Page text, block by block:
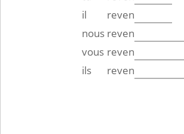
il
reven
nous reven
vous reven
ils
reven